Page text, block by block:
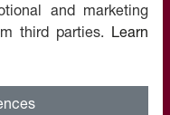
and marketing
third parties. Learn